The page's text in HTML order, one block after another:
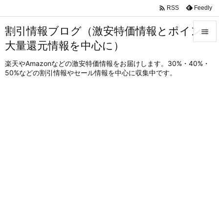
割引情報ブログ（激安特価情報とポイント
大量還元情報を中心に）
楽天やAmazonなどの激安特価情報をお届けします。30%・40%・
50%などの割引情報やセール情報を中心に収集中です。

メニュ
 RSS Feedly